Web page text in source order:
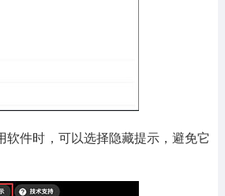
软件时，可以选择隐藏提示，避免它